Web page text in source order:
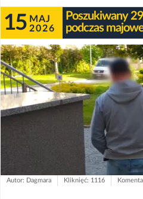
15 MAJ
2026
Poszukiwany
podczas
Autor: Dagmara Kliknięć: 1116